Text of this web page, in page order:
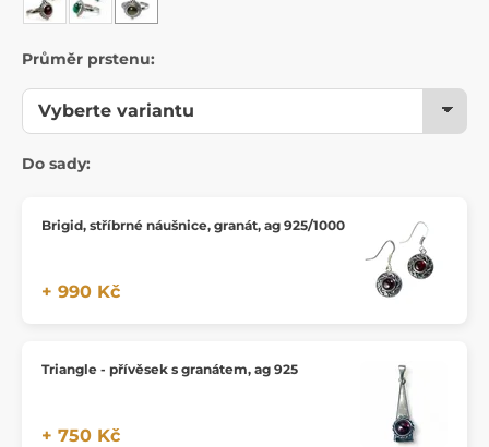
Průměr prstenu:
Do sady:
Brigid, stříbrné náušnice, granát, ag 925/1000
+ 990 Kč
Triangle - přívěsek s granátem, ag 925
+ 750 Kč